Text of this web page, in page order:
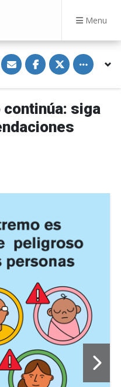
Menu
S
h
a
e
i
a
E
m
S
h
a
e
n
F
a
c
S
h
a
e
n
T
w
i
Toggle
siga